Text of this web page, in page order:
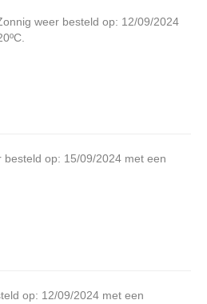
weer besteld op: 12/09/2024
op: 15/09/2024 met een
op: 12/09/2024 met een